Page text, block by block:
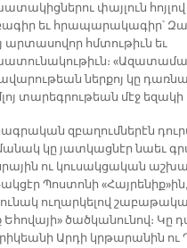
փայլուն հոյլով
եւ հրապարակագիր՝
արտասովոր հմտութիւն եւ
ներքոյ կը
տարեգրութեան մէջ եզակի
զբաղումներէն
կը յատկացնէր նաեւ
ու կուսակցական
Պոստոնի
ուղարկելով
Եհովայի» ծածկանունով։ Կը
Արդի կրթարանին ու